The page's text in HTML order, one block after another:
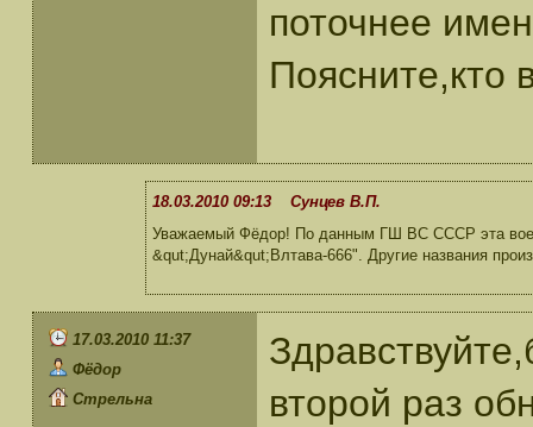
поточнее
Поясните,кто
18.03.2010 09:13 Сунцев В.П.
Уважаемый Фёдор! По данным ГШ ВС СССР эта
&qut;Дунай&qut;Влтава-666". Другие названия
17.03.2010 11:37
Фёдор
Стрельна
второй раз